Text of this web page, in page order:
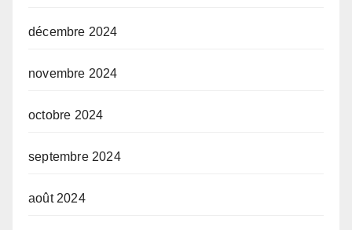
décembre 2024
novembre 2024
octobre 2024
septembre 2024
août 2024